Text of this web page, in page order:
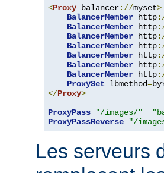
<Proxy balancer://myset>
BalancerMember http
BalancerMember http
BalancerMember http
BalancerMember http
BalancerMember http
BalancerMember http
BalancerMember http
ProxySet lbmethod=
</Proxy>
ProxyPass
"/images/"
ProxyPassReverse
"/
Les serveurs